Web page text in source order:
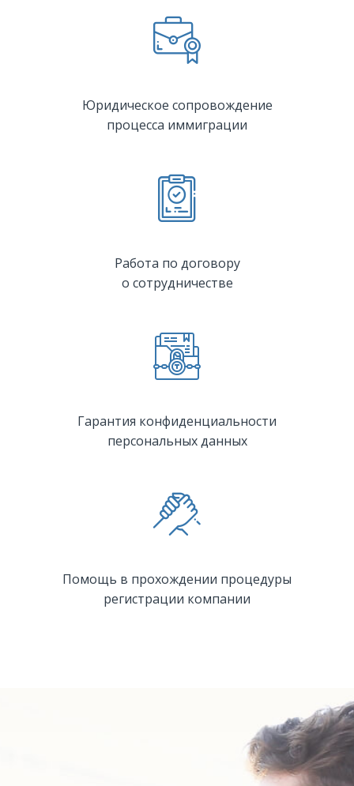
Юридическое сопровождение
процесса иммиграции
Работа по договору
о сотрудничестве
Гарантия конфиденциальности
персональных данных
Помощь в прохождении процедуры
регистрации компании